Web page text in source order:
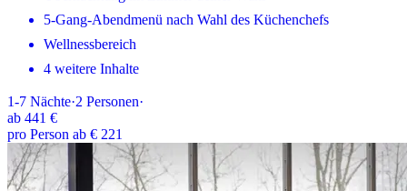
5-Gang-Abendmenü nach Wahl des Küchenchefs
Wellnessbereich
4 weitere Inhalte
1-7 Nächte·2 Personen·
ab 441 €
pro Person ab € 221